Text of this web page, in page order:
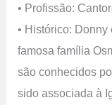
• Profissão:
• Histórico: Donny
famosa família
são conhecidos
sido associada à